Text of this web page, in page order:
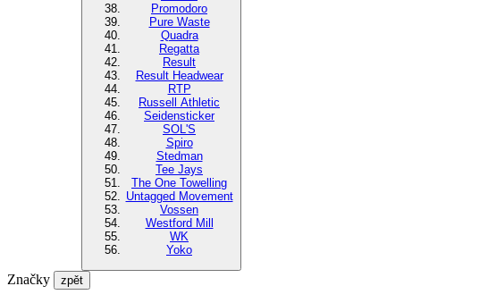
Promodoro
Pure Waste
Quadra
Regatta
Result
Result Headwear
RTP
Russell Athletic
Seidensticker
SOL'S
Spiro
Stedman
Tee Jays
The One Towelling
Untagged Movement
Vossen
Westford Mill
WK
Yoko
Značky zpět